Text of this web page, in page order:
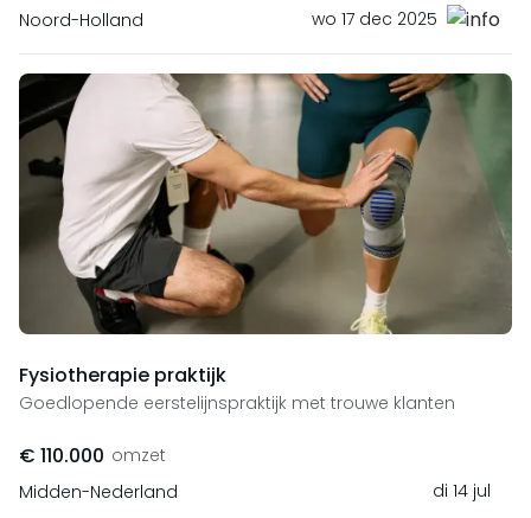
Noord-Holland
wo 17 dec 2025
Fysiotherapie praktijk
Goedlopende eerstelijnspraktijk met trouwe klanten
€ 110.000 omzet
Midden-Nederland
di 14 jul